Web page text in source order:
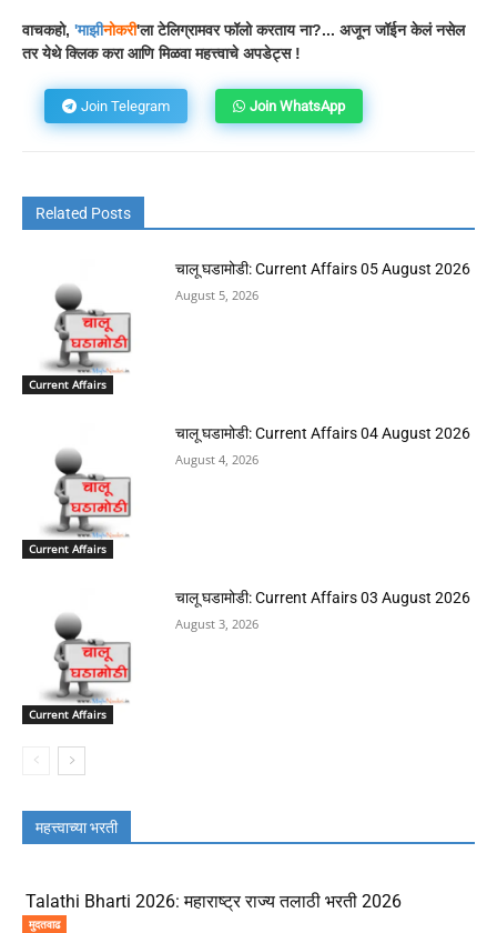
वाचकहो, 'माझीनोकरी'ला टेलिग्रामवर फॉलो करताय ना?... अजून जॉईन केलं नसेल
तर येथे क्लिक करा आणि मिळवा महत्त्वाचे अपडेट्स !
Join Telegram Join WhatsApp
Related Posts
Current Affairs
चालू घडामोडी: Current Affairs 05 August 2026
August 5, 2026
Current Affairs
चालू घडामोडी: Current Affairs 04 August 2026
August 4, 2026
Current Affairs
चालू घडामोडी: Current Affairs 03 August 2026
August 3, 2026
महत्त्वाच्या भरती
Talathi Bharti 2026: महाराष्ट्र राज्य तलाठी भरती 2026
मुदतवाढ